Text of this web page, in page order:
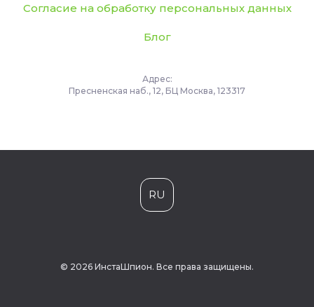
Согласие на обработку персональных данных
Блог
Адрес:
Пресненская наб., 12, БЦ Москва, 123317
RU
© 2026 ИнстаШпион. Все права защищены.